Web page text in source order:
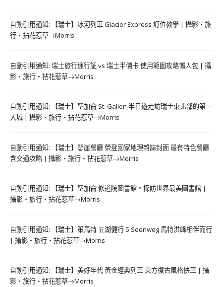
自動引用通知:
【瑞士】冰河列車 Glacier Express 訂位教學 | 攝影‧旅
行‧拈花惹草→Morris
自動引用通知: 瑞士旅行通行証 vs 瑞士半價卡 使用範圍攻略懶人包 | 攝
影‧旅行‧拈花惹草→Morris
自動引用通知:
【瑞士】聖加侖 St. Gallen 半日遊走訪瑞士東北部的第一
大城 | 攝影‧旅行‧拈花惹草→Morris
自動引用通知:
【瑞士】懸崖餐廳 榮登國家地理雜誌封面 最有特色餐廳
含交通攻略 | 攝影‧旅行‧拈花惹草→Morris
自動引用通知:
【瑞士】聖加侖 修道院圖書館。探訪世界最美圖書館 |
攝影‧旅行‧拈花惹草→Morris
自動引用通知:
【瑞士】策馬特 五湖健行 5 Seenweg 馬特洪峰相伴而行
| 攝影‧旅行‧拈花惹草→Morris
自動引用通知:
【瑞士】美好年代 黃金經典列車 東方復古風格快車 | 攝
影‧旅行‧拈花惹草→Morris